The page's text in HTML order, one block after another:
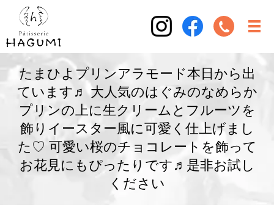
たまひよプリンアラモード本日から出
ています♬ 大人気のはぐみのなめらか
プリンの上に生クリームとフルーツを
飾りイースター風に可愛く仕上げまし
た♡ 可愛い桜のチョコレートを飾って
お花見にもぴったりです♬是非お試し
ください